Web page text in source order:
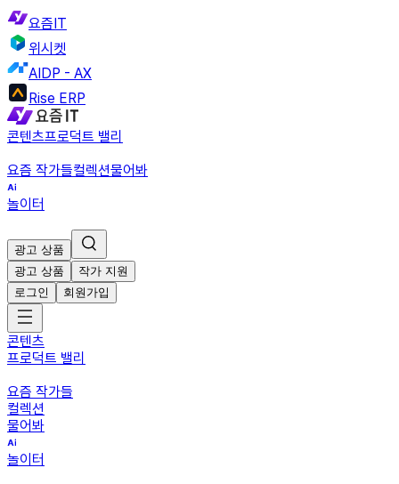
요즘IT
위시켓
AIDP - AX
Rise ERP
콘텐츠프로덕트 밸리
요즘 작가들컬렉션물어봐
놀이터
광고 상품
광고 상품
작가 지원
로그인
회원가입
콘텐츠
프로덕트 밸리
요즘 작가들
컬렉션
물어봐
놀이터